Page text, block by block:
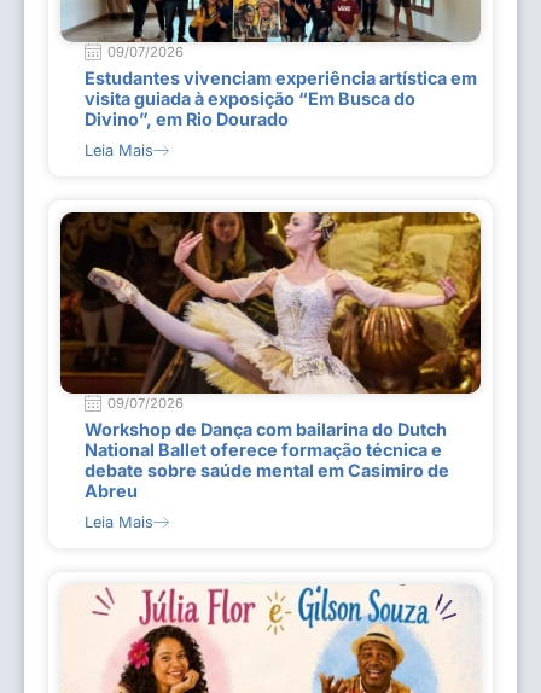
09/07/2026
Estudantes vivenciam experiência artística em
visita guiada à exposição “Em Busca do
Divino”, em Rio Dourado
Leia Mais
09/07/2026
Workshop de Dança com bailarina do Dutch
National Ballet oferece formação técnica e
debate sobre saúde mental em Casimiro de
Abreu
Leia Mais